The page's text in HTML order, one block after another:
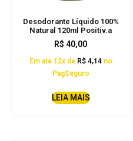
Desodorante Líquido 100%
Natural 120ml Positiv.a
R$ 40,00
Em até 12x de R$4,14 no
PagSeguro
LEIA MAIS